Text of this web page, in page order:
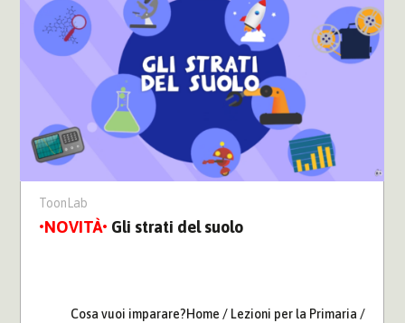
Gli strati del suolo
ToonLab
Cosa vuoi imparare?Home / Lezioni per la Primaria /